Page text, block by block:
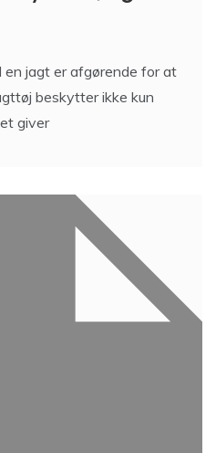
jagt er afgørende for at
beskytter ikke kun
giver